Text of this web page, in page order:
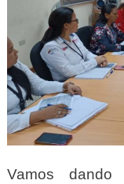
Vamos